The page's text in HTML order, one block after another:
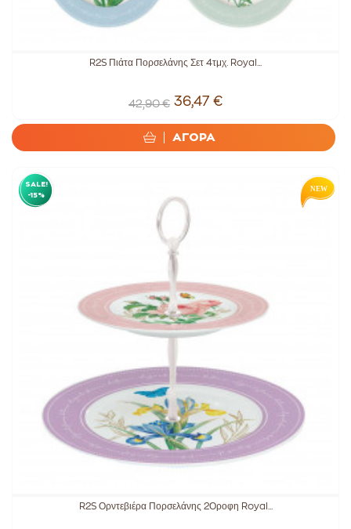
R2S Πιάτα Πορσελάνης Σετ 4τμχ. Royal...
42,90 € 36,47 €
ΑΓΟΡΑ
SALE!
-15%
R2S Ορντεβιέρα Πορσελάνης 2Οροφη Royal...